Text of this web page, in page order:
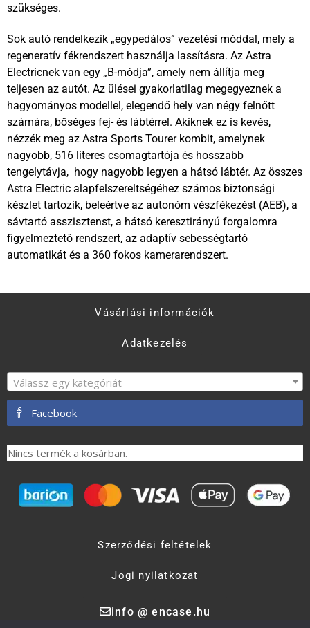
szükséges.
Sok autó rendelkezik „egypedálos” vezetési móddal, mely a
regeneratív fékrendszert használja lassításra. Az Astra
Electricnek van egy „B-módja”, amely nem állítja meg
teljesen az autót. Az ülései gyakorlatilag megegyeznek a
hagyományos modellel, elegendő hely van négy felnőtt
számára, bőséges fej- és lábtérrel. Akiknek ez is kevés,
nézzék meg az Astra Sports Tourer kombit, amelynek
nagyobb, 516 literes csomagtartója és hosszabb
tengelytávja, hogy nagyobb legyen a hátsó lábtér. Az összes
Astra Electric alapfelszereltségéhez számos biztonsági
készlet tartozik, beleértve az autonóm vészfékezést (AEB), a
sávtartó asszisztenst, a hátsó keresztirányú forgalomra
figyelmeztető rendszert, az adaptív sebességtartó
automatikát és a 360 fokos kamerarendszert.
Vásárlási információk
Adatkezelés
Válassz egy kategóriát
Facebook
Nincs termék a kosárban.
Szerződési feltételek
Jogi nyilatkozat
info @ encase.hu